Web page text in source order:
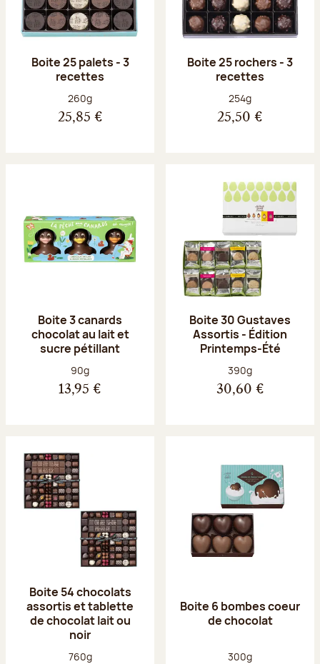
Boite 25 palets - 3
recettes
Poids net :
260g
25,85 €
Boite 25 rochers - 3
recettes
Poids net :
254g
25,50 €
Boite 3 canards
chocolat au lait et
sucre pétillant
Poids net :
90g
13,95 €
Boite 30 Gustaves
Assortis - Édition
Printemps-Été
Poids net :
390g
30,60 €
Boite 54 chocolats
assortis et tablette
de chocolat lait ou
noir
Poids net :
760g
Boite 6 bombes coeur
de chocolat
Poids net :
300g